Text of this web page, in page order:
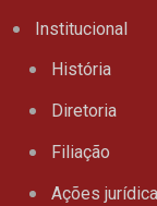
Institucional
História
Diretoria
Filiação
Ações